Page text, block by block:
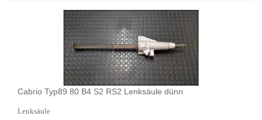
Cabrio Typ89 80 B4 S2 RS2 Lenksäule dünn
Lenksäule